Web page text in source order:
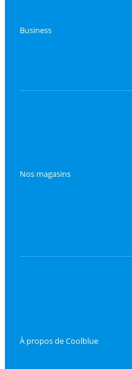
Business
Nos magasins
À propos de Coolblue